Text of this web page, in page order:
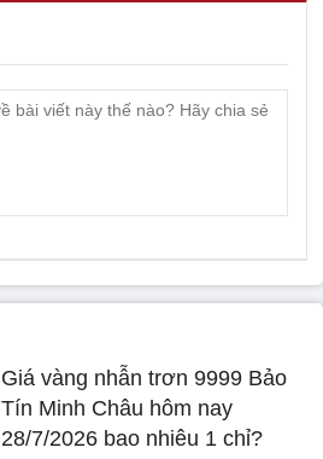
Giá vàng nhẫn trơn 9999 Bảo
Tín Minh Châu hôm nay
28/7/2026 bao nhiêu 1 chỉ?